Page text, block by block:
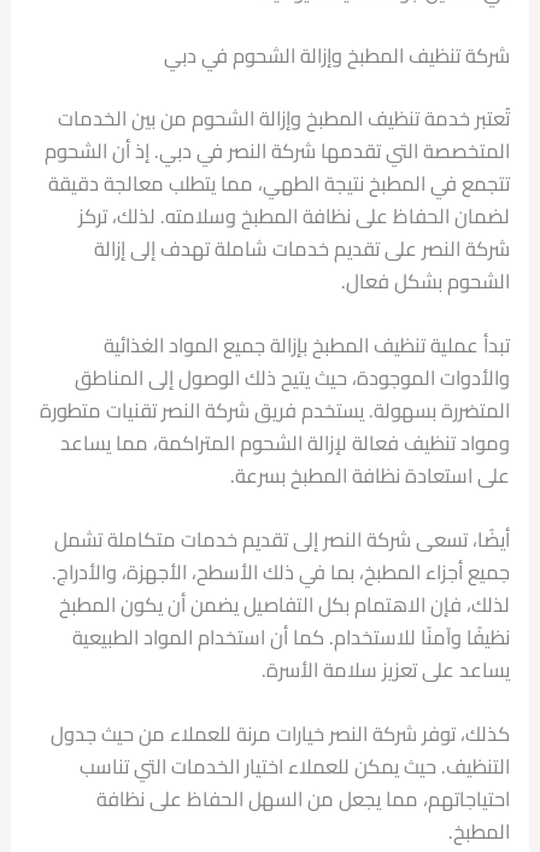
شركة تنظيف المطبخ وإزالة الشحوم في دبي
تُعتبر خدمة تنظيف المطبخ وإزالة الشحوم من بين الخدمات
المتخصصة التي تقدمها شركة النصر في دبي. إذ أن الشحوم
تتجمع في المطبخ نتيجة الطهي، مما يتطلب معالجة دقيقة
لضمان الحفاظ على نظافة المطبخ وسلامته. لذلك، تركز
شركة النصر على تقديم خدمات شاملة تهدف إلى إزالة
الشحوم بشكل فعال.
تبدأ عملية تنظيف المطبخ بإزالة جميع المواد الغذائية
والأدوات الموجودة، حيث يتيح ذلك الوصول إلى المناطق
المتضررة بسهولة. يستخدم فريق شركة النصر تقنيات متطورة
ومواد تنظيف فعالة لإزالة الشحوم المتراكمة، مما يساعد
على استعادة نظافة المطبخ بسرعة.
أيضًا، تسعى شركة النصر إلى تقديم خدمات متكاملة تشمل
جميع أجزاء المطبخ، بما في ذلك الأسطح، الأجهزة، والأدراج.
لذلك، فإن الاهتمام بكل التفاصيل يضمن أن يكون المطبخ
نظيفًا وآمنًا للاستخدام. كما أن استخدام المواد الطبيعية
يساعد على تعزيز سلامة الأسرة.
كذلك، توفر شركة النصر خيارات مرنة للعملاء من حيث جدول
التنظيف. حيث يمكن للعملاء اختيار الخدمات التي تناسب
احتياجاتهم، مما يجعل من السهل الحفاظ على نظافة
المطبخ.